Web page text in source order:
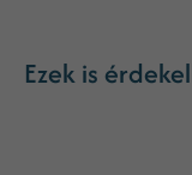
Ezek is